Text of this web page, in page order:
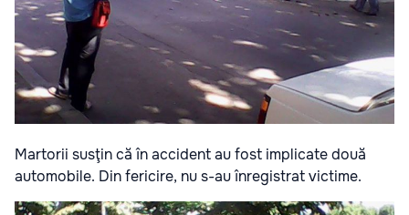
Martorii susţin că în accident au fost implicate două
automobile. Din fericire, nu s-au înregistrat victime.